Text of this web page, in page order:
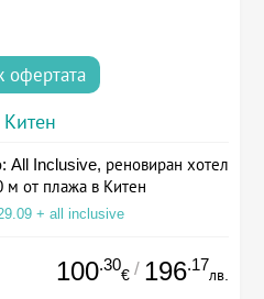
офертата
Китен
All Inclusive, реновиран хотел
м от плажа в Китен
+ all inclusive
100.30
€ / 196.17
лв.